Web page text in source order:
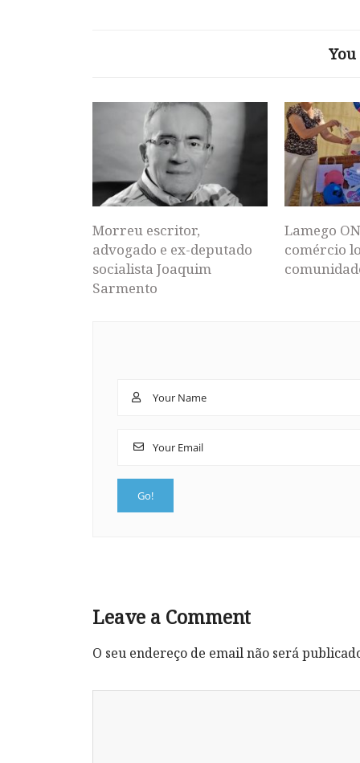
Morreu escritor,
advogado e ex-deputado
socialista Joaquim
Sarmento
Lamego
comércio
Leave a Comment
O seu endereço de email não será